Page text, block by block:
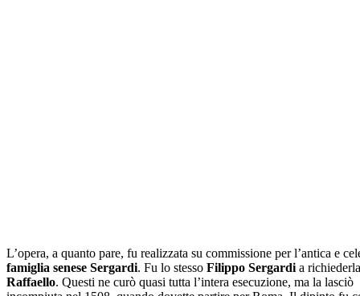
L’opera, a quanto pare, fu realizzata su commissione per l’antica e
famiglia senese Sergardi. Fu lo stesso Filippo Sergardi a
Raffaello. Questi ne curò quasi tutta l’intera esecuzione, ma la lasciò